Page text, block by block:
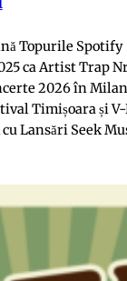
Topurile Spotify
ca Artist Trap
2026 în
Timișoara și
cu Lansări Seek